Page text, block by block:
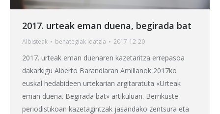
2017. urteak eman duena, begirada bat
Albisteak behategiak idatzia 2017-12-20
2017. urteak eman duenaren kazetaritza errepasoa
dakarkigu Alberto Barandiaran Amillanok 2017ko
euskal hedabideen urtekarian argitaratuta «Urteak
eman duena. Begirada bat» artikuluan. Berrikuste
periodistikoan kazetagintzak jasandako zentsura eta